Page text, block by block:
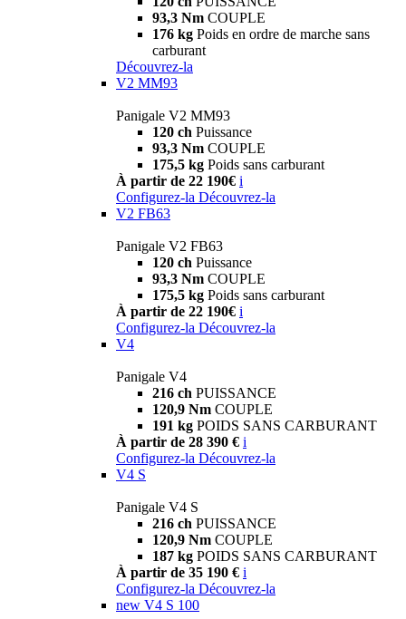
93,3 Nm COUPLE
176 kg Poids en ordre de marche sans
carburant
Découvrez-la
V2 MM93
Panigale V2 MM93
120 ch Puissance
93,3 Nm COUPLE
175,5 kg Poids sans carburant
À partir de 22 190€ i
Configurez-la Découvrez-la
V2 FB63
Panigale V2 FB63
120 ch Puissance
93,3 Nm COUPLE
175,5 kg Poids sans carburant
À partir de 22 190€ i
Configurez-la Découvrez-la
V4
Panigale V4
216 ch PUISSANCE
120,9 Nm COUPLE
191 kg POIDS SANS CARBURANT
À partir de 28 390 € i
Configurez-la Découvrez-la
V4 S
Panigale V4 S
216 ch PUISSANCE
120,9 Nm COUPLE
187 kg POIDS SANS CARBURANT
À partir de 35 190 € i
Configurez-la Découvrez-la
new V4 S 100